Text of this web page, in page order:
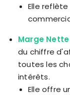
Elle
Marge
du chiffre
toutes les
intérêts.
Elle offre